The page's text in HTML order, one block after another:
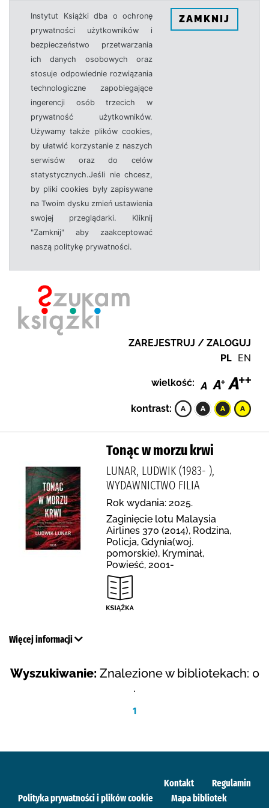
Instytut Książki dba o ochronę
prywatności użytkowników i
bezpieczeństwo przetwarzania
ich danych osobowych oraz
stosuje odpowiednie rozwiązania
technologiczne zapobiegające
ingerencji osób trzecich w
prywatność użytkowników.
Używamy także plików cookies,
by ułatwić korzystanie z naszych
serwisów oraz do celów
statystycznych.Jeśli nie chcesz,
by pliki cookies były zapisywane
na Twoim dysku zmień ustawienia
swojej przeglądarki. Kliknij
"Zamknij" aby zaakceptować
naszą politykę prywatności.
ZAMKNIJ
ZAREJESTRUJ / ZALOGUJ
PL EN
wielkość:
kontrast:
Tonąc w morzu krwi
LUNAR, LUDWIK (1983- ),
WYDAWNICTWO FILIA
Rok wydania: 2025.
Zaginięcie lotu Malaysia
Airlines 370 (2014), Rodzina,
Policja, Gdynia(woj.
pomorskie), Kryminał,
Powieść, 2001-
Więcej informacji
Wyszukiwanie: Znalezione w bibliotekach: 0
.
1
Kontakt
Regulamin
Polityka prywatności i plików cookie
Mapa bibliotek